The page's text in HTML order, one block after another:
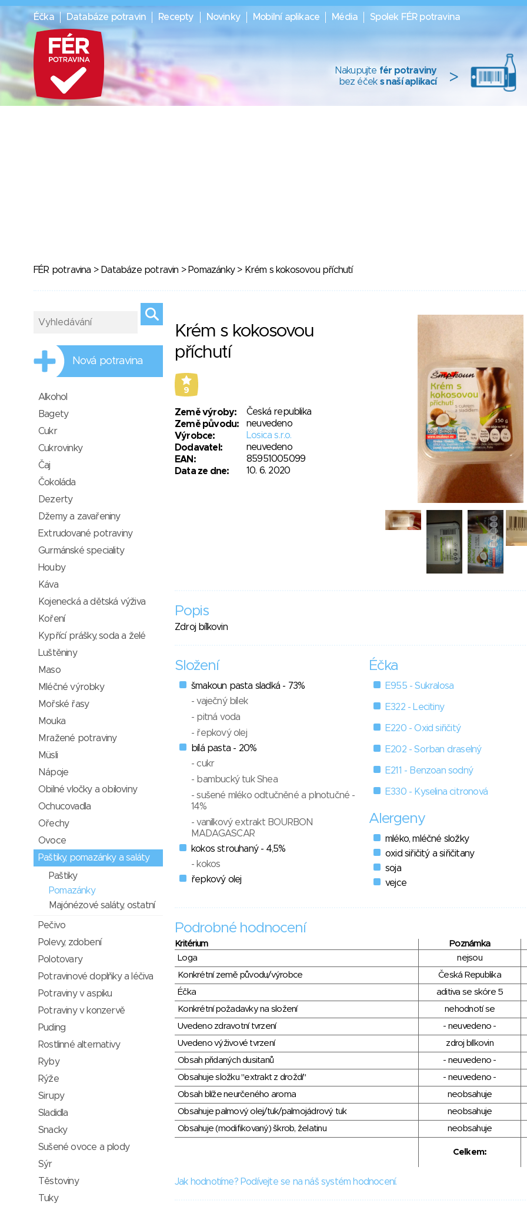
Éčka Databáze potravin Recepty Novinky Mobilní aplikace Média Spolek FÉR potravina
Nakupujte fér potraviny
bez éček s naší aplikací >
FÉR potravina > Databáze potravin > Pomazánky> Krém s kokosovou příchutí
Krém s kokosovou
příchutí
9
Země výroby:
Česká republika
Země původu:
neuvedeno
Výrobce:
Losica s.r.o.
Dodavatel:
neuvedeno
EAN:
85951005099
Data ze dne:
10. 6. 2020
Popis
Zdroj bílkovin
Složení
šmakoun pasta sladká - 73%
- vaječný bílek
- pitná voda
- řepkový olej
bílá pasta - 20%
- cukr
- bambucký tuk Shea
- sušené mléko odtučněné a plnotučné -
14%
- vanilkový extrakt BOURBON
MADAGASCAR
kokos strouhaný - 4,5%
- kokos
řepkový olej
Éčka
E955 - Sukralosa
E322 - Lecitiny
E220 - Oxid siřičitý
E202 - Sorban draselný
E211 - Benzoan sodný
E330 - Kyselina citronová
Alergeny
mléko, mléčné složky
oxid siřičitý a siřičitany
soja
vejce
Podrobné hodnocení
Kritérium
Poznámka
Loga
nejsou
Konkrétní země původu/výrobce
Česká Republika
Éčka
aditiva se skóre 5
Konkrétní požadavky na složení
nehodnotí se
Uvedeno zdravotní tvrzení
- neuvedeno -
Uvedeno výživové tvrzení
zdroj bílkovin
Obsah přidaných dusitanů
- neuvedeno -
Obsahuje složku "extrakt z droždí"
- neuvedeno -
Obsah blíže neurčeného aroma
neobsahuje
Obsahuje palmový olej/tuk/palmojádrový tuk
neobsahuje
Obsahuje (modifikovaný) škrob, želatinu
neobsahuje
Celkem:
Jak hodnotíme? Podívejte se na náš systém hodnocení.
Nová potravina
Alkohol
Bagety
Cukr
Cukrovinky
Čaj
Čokoláda
Dezerty
Džemy a zavařeniny
Extrudované potraviny
Gurmánské speciality
Houby
Káva
Kojenecká a dětská výživa
Koření
Kypřící prášky, soda a želé
Luštěniny
Maso
Mléčné výrobky
Mořské řasy
Mouka
Mražené potraviny
Müsli
Nápoje
Obilné vločky a obiloviny
Ochucovadla
Ořechy
Ovoce
Paštiky, pomazánky a saláty
Paštiky
Pomazánky
Majónézové saláty, ostatní
Pečivo
Polevy, zdobení
Polotovary
Potravinové doplňky a léčiva
Potraviny v aspiku
Potraviny v konzervě
Puding
Rostlinné alternativy
Ryby
Rýže
Sirupy
Sladidla
Snacky
Sušené ovoce a plody
Sýr
Těstoviny
Tuky